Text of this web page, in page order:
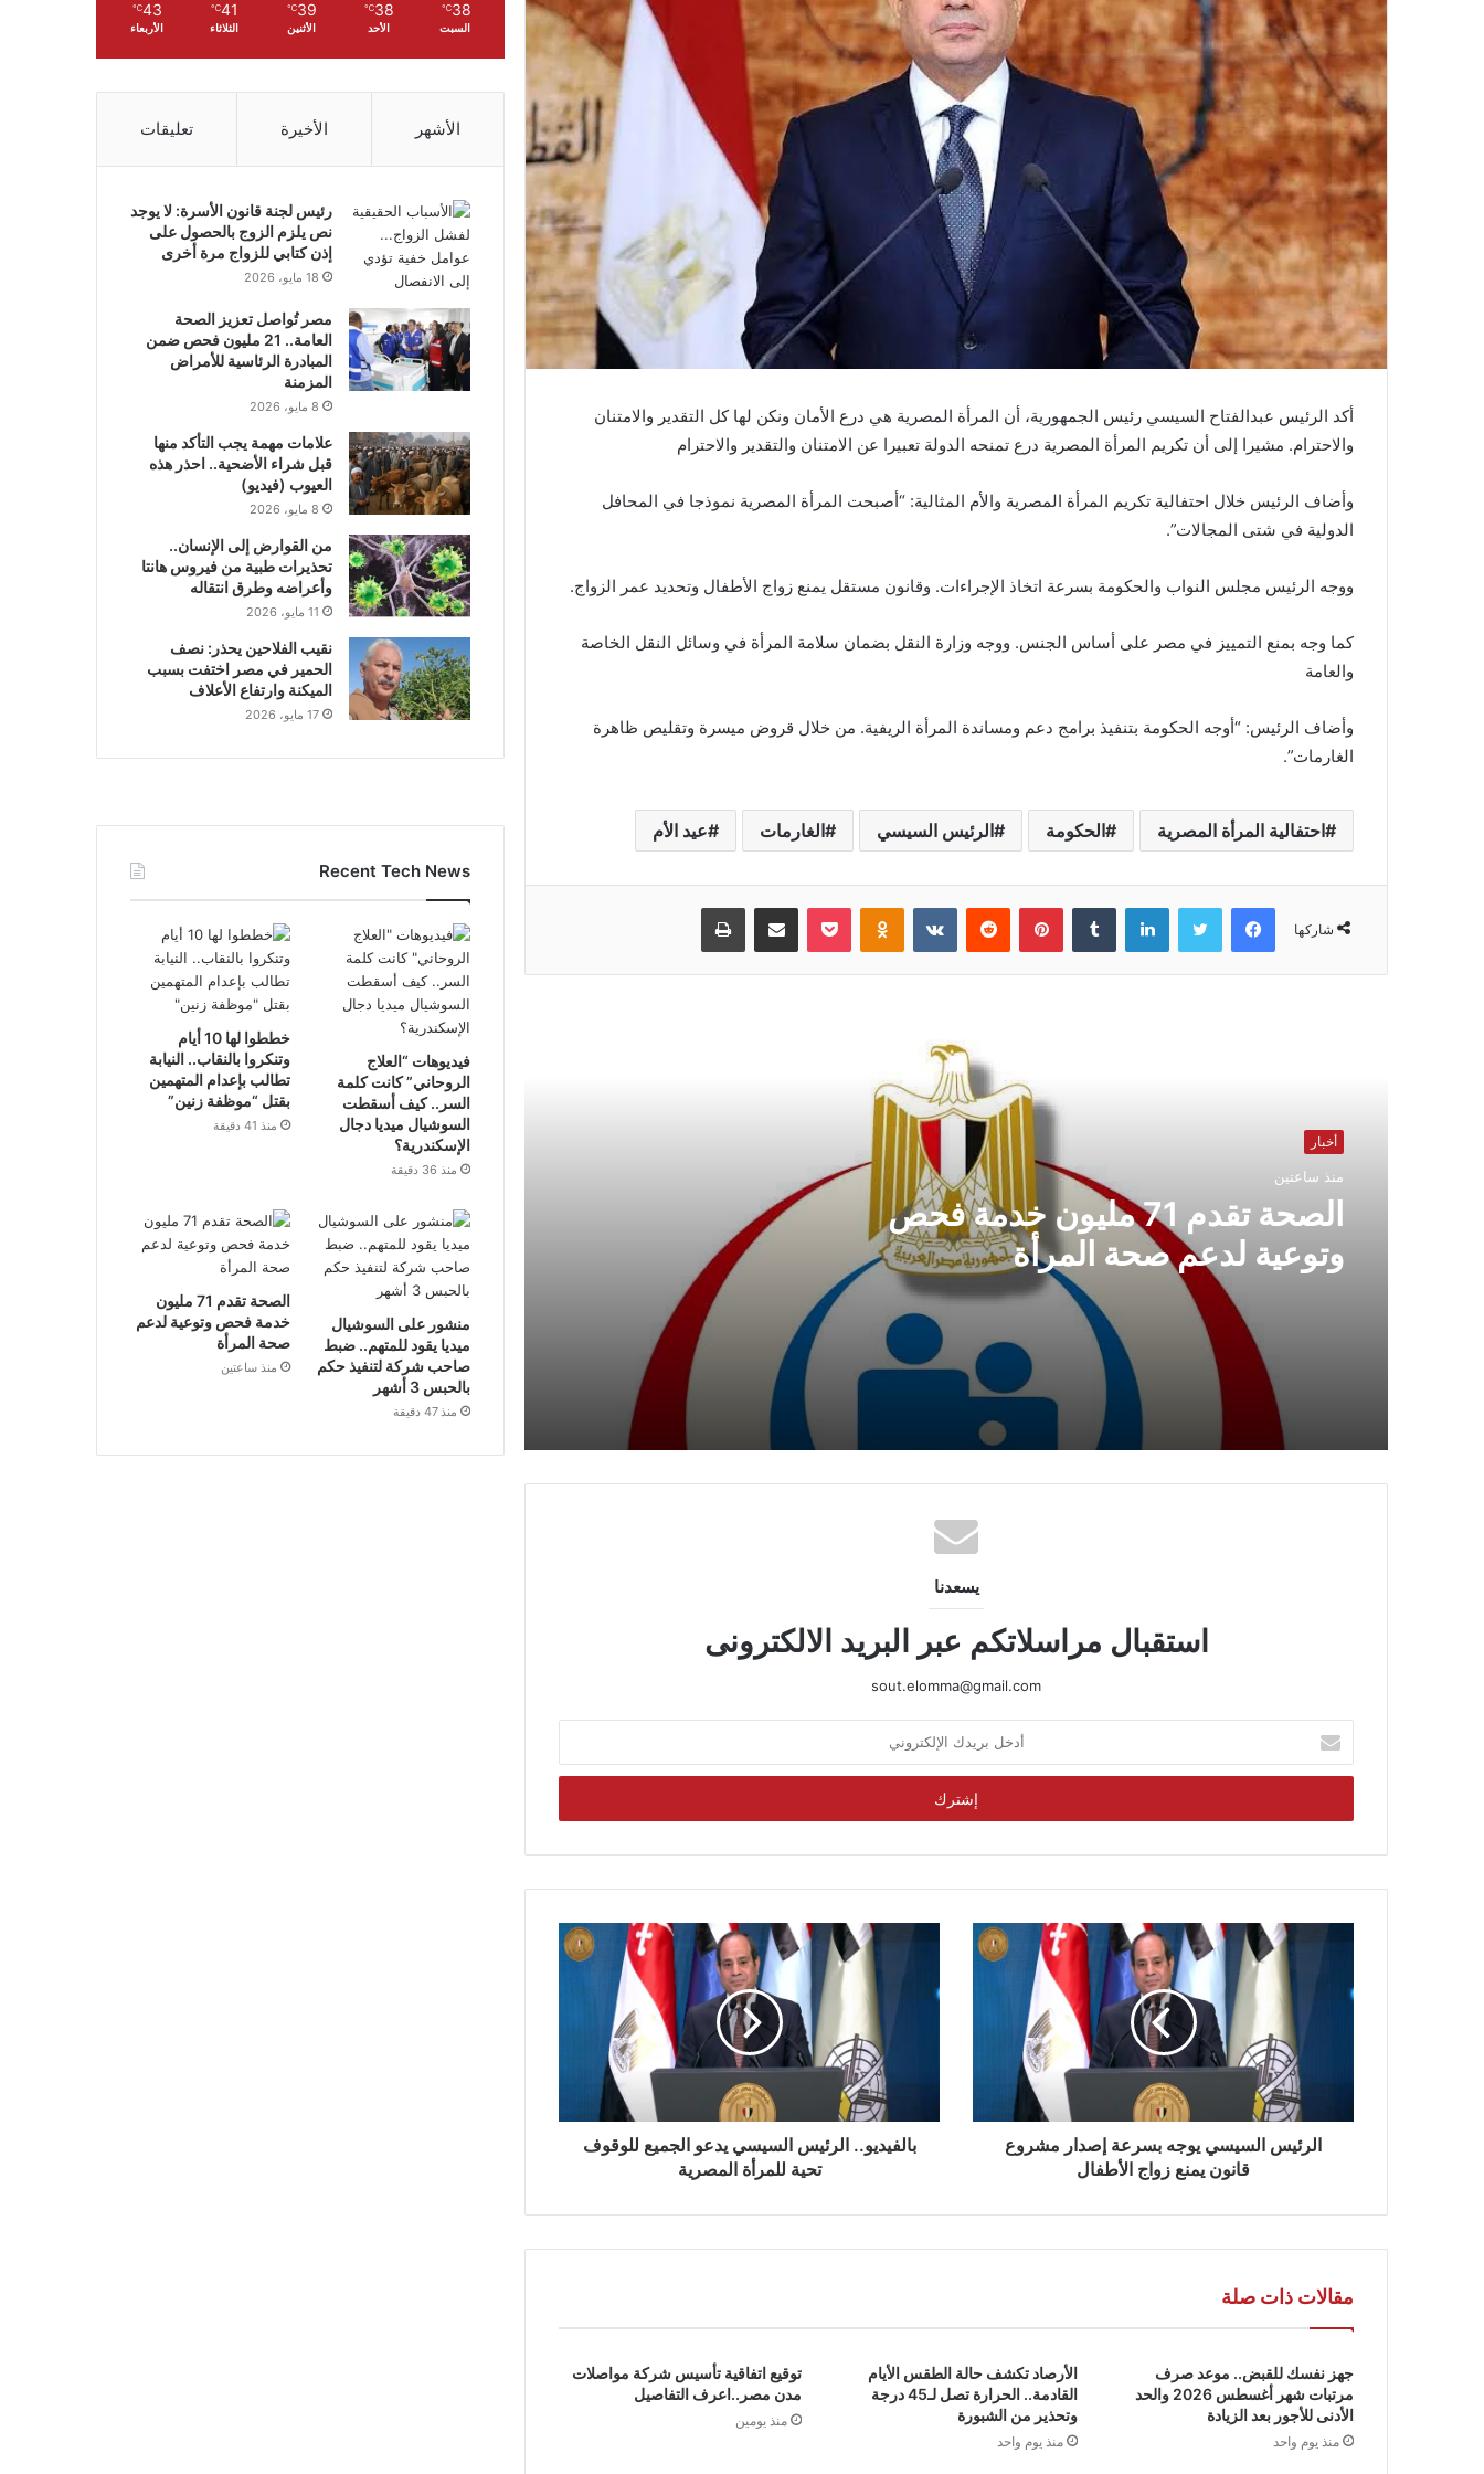
أكد الرئيس عبدالفتاح السيسي رئيس الجمهورية، أن المرأة المصرية هي درع الأمان ونكن لها كل التقدير والامتنان
والاحترام. مشيرا إلى أن تكريم المرأة المصرية درع تمنحه الدولة تعبيرا عن الامتنان والتقدير والاحترام
وأضاف الرئيس خلال احتفالية تكريم المرأة المصرية والأم المثالية: “أصبحت المرأة المصرية نموذجا في المحافل
الدولية في شتى المجالات”.
ووجه الرئيس مجلس النواب والحكومة بسرعة اتخاذ الإجراءات. وقانون مستقل يمنع زواج الأطفال وتحديد عمر الزواج.
كما وجه بمنع التمييز في مصر على أساس الجنس. ووجه وزارة النقل بضمان سلامة المرأة في وسائل النقل الخاصة
والعامة
وأضاف الرئيس: “أوجه الحكومة بتنفيذ برامج دعم ومساندة المرأة الريفية. من خلال قروض ميسرة وتقليص ظاهرة
الغارمات”.
احتفالية المرأة المصرية الحكومة الرئيس السيسي الغارمات عيد الأم
شاركها
فيسبوك تويتر لينكدإن بينتيريست Odnoklassniki
بوكيت مشاركة عبر البريد طباعة
أخبار
منذ ساعتين
الصحة تقدم 71 مليون خدمة فحص
وتوعية لدعم صحة المرأة
برقمك القومي فقط.. طريقة معرفة جميع
الخطوط المسجلة باسمك في شركات
قبل غلق باب التقديم.. آخر موعد للتسجيل
التعليم
ساعات عن 10 مناطق في القاهرة
يسعدنا
استقبال مراسلاتكم عبر البريد الالكترونى
sout.elomma@gmail.com
بريدك
الإلكتروني
الرئيس السيسي يوجه بسرعة إصدار مشروع
قانون يمنع زواج الأطفال
بالفيديو.. الرئيس السيسي يدعو الجميع للوقوف
تحية للمرأة المصرية
مقالات ذات صلة
جهز نفسك للقبض.. موعد صرف
مرتبات شهر أغسطس 2026 والحد
الأدنى للأجور بعد الزيادة
منذ يوم واحد
الأرصاد تكشف حالة الطقس الأيام
القادمة.. الحرارة تصل لـ45 درجة
وتحذير من الشبورة
منذ يوم واحد
توقيع اتفاقية تأسيس شركة مواصلات
مدن مصر..اعرف التفاصيل
منذ يومين
38
℃
السبت
38
℃
الأحد
39
℃
الأثنين
41
℃
الثلاثاء
43
℃
الأربعاء
الأشهر الأخيرة تعليقات
رئيس لجنة قانون الأسرة: لا يوجد
نص يلزم الزوج بالحصول على
إذن كتابي للزواج مرة أخرى
18 مايو، 2026
مصر تُواصل تعزيز الصحة
العامة.. 21 مليون فحص ضمن
المبادرة الرئاسية للأمراض
المزمنة
8 مايو، 2026
علامات مهمة يجب التأكد منها
قبل شراء الأضحية.. احذر هذه
العيوب (فيديو)
8 مايو، 2026
من القوارض إلى الإنسان..
تحذيرات طبية من فيروس هانتا
وأعراضه وطرق انتقاله
11 مايو، 2026
نقيب الفلاحين يحذر: نصف
الحمير في مصر اختفت بسبب
الميكنة وارتفاع الأعلاف
17 مايو، 2026
Recent Tech News
فيديوهات “العلاج
الروحاني” كانت كلمة
السر.. كيف أسقطت
السوشيال ميديا دجال
الإسكندرية؟
منذ 36 دقيقة
خططوا لها 10 أيام
وتنكروا بالنقاب.. النيابة
تطالب بإعدام المتهمين
بقتل “موظفة زنين”
منذ 41 دقيقة
منشور على السوشيال
ميديا يقود للمتهم.. ضبط
صاحب شركة لتنفيذ حكم
بالحبس 3 أشهر
منذ 47 دقيقة
الصحة تقدم 71 مليون
خدمة فحص وتوعية لدعم
صحة المرأة
منذ ساعتين